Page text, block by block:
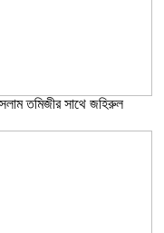
তমিজীর সাথে জহিরুল